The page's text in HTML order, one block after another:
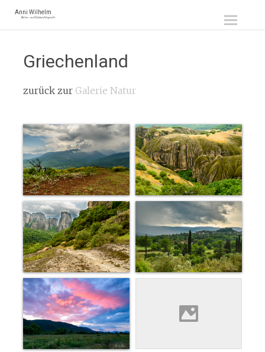
Anni Wilhelm
Natur- und Outdoorfotografie
Inhalt
Griechenland
zurück zur Galerie Natur